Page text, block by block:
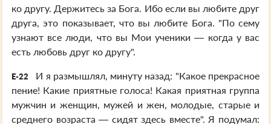
ко другу. Держитесь за Бога. Ибо если вы любите друг
друга, это показывает, что вы любите Бога. "По сему
узнают все люди, что вы Мои ученики — когда у вас
есть любовь друг ко другу".
E-22
И я размышлял, минуту назад: "Какое прекрасное
пение! Какие приятные голоса! Какая приятная группа
мужчин и женщин, мужей и жен, молодые, старые и
среднего возраста — сидят здесь вместе". Я подумал: